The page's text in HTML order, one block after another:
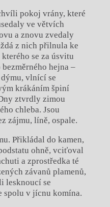
pokoj vrány, které
ve větvích
a znovu zvedaly
z nich přilnula ke
se za úsvitu
hejna –
vlnící se
krákáním špiní
ztvrdly zimou
chleba. Jsou
zájmu, líně, ospale.
Přikládal do kamen,
ohně, vciťoval
a zprostředka té
závanů plamenů,
lesknoucí se
spolu v jícnu komína.